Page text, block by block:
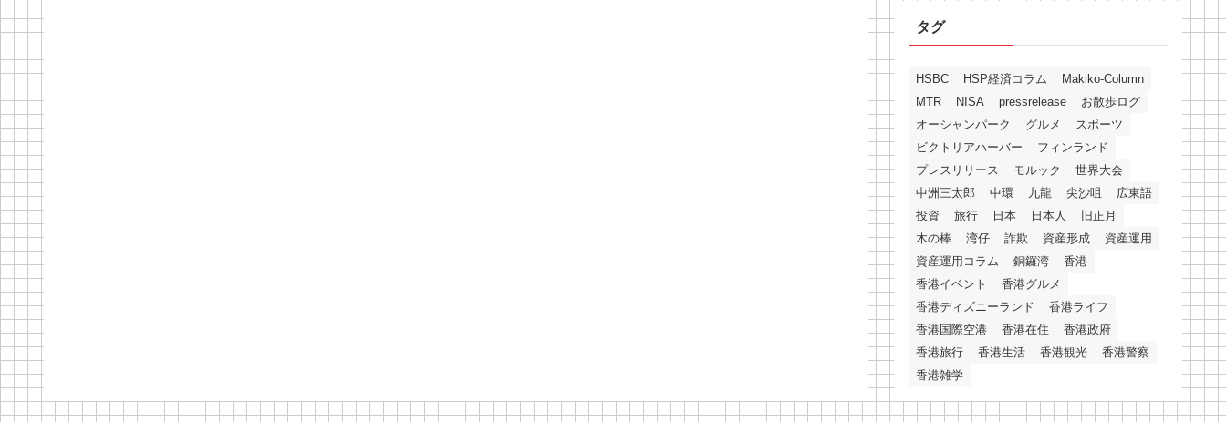
タグ
HSBC HSP経済コラム
Makiko-Column
MTR
NISA pressrelease
お散歩ログ
オーシャンパーク
グルメ
スポーツ
ビクトリアハーバー
フィンランド
プレスリリース
モルック
世界大会
中洲三太郎
中環 九龍 尖沙咀
広東語
投資
旅行 日本 日本人
旧正月
木の棒
湾仔 詐欺 資産形成
資産運用
資産運用コラム
銅鑼湾
香港
香港イベント
香港グルメ
香港ディズニーランド
香港ライフ
香港国際空港
香港在住
香港政府
香港旅行
香港生活 香港観光
香港警察
香港雑学